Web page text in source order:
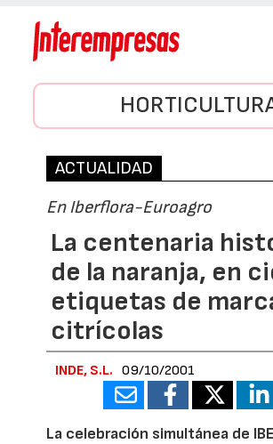
ACTUALIDAD
En Iberflora-Euroagro
La centenaria
de la naranja, en
etiquetas de
citrícolas
INDE, S.L. 09/10/2001
La celebración simultánea de